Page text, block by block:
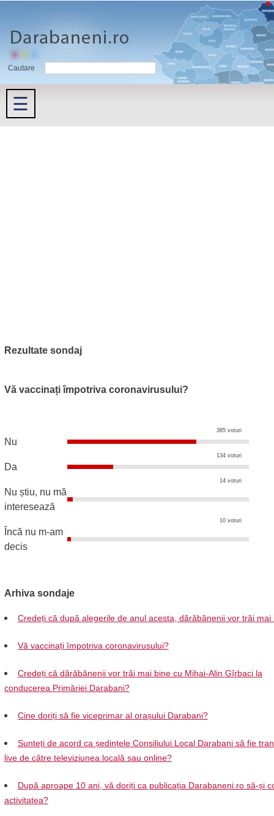
Cautare
☰
Rezultate sondaj
Vă vaccinați împotriva coronavirusului?
385 voturi
Nu
134 voturi
Da
14 voturi
Nu știu, nu mă
interesează
10 voturi
Încă nu m-am
decis
Arhiva sondaje
Credeți că după alegerile de anul acesta, dărăbănenii vor trăi mai
Vă vaccinați împotriva coronavirusului?
Credeți că dărăbănenii vor trăi mai bine cu Mihai-Alin Gîrbaci la
conducerea Primăriei Darabani?
Cine doriți să fie viceprimar al orașului Darabani?
Sunteți de acord ca ședințele Consiliului Local Darabani să fie
live de către televiziunea locală sau online?
După aproape 10 ani, vă doriți ca publicația Darabaneni.ro să-și
activitatea?